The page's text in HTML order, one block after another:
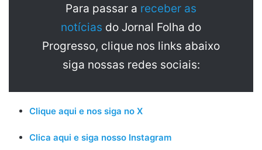
Para passar a receber as
notícias do Jornal Folha do
Progresso, clique nos links abaixo
siga nossas redes sociais:
Clique aqui e nos siga no X
Clica aqui e siga nosso Instagram